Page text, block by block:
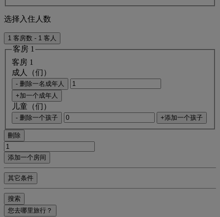
选择入住人数
1 客房数 - 1 客人
客房 1
客房 1
成人（们）
- 删除一名成年人
+加一个成年人
儿童（们）
- 删除一个孩子 +添加一个孩子
刪除
添加一个房间
其它条件
搜索
您去哪里旅行？